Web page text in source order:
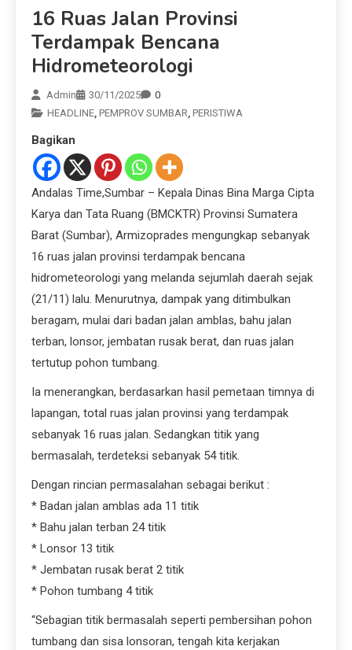
16 Ruas Jalan Provinsi
Terdampak Bencana
Hidrometeorologi
Admin 30/11/2025
0
HEADLINE, PEMPROV SUMBAR, PERISTIWA
Bagikan
Andalas Time,Sumbar – Kepala Dinas Bina Marga Cipta
Karya dan Tata Ruang (BMCKTR) Provinsi Sumatera
Barat (Sumbar), Armizoprades mengungkap sebanyak
16 ruas jalan provinsi terdampak bencana
hidrometeorologi yang melanda sejumlah daerah sejak
(21/11) lalu. Menurutnya, dampak yang ditimbulkan
beragam, mulai dari badan jalan amblas, bahu jalan
terban, lonsor, jembatan rusak berat, dan ruas jalan
tertutup pohon tumbang.
Ia menerangkan, berdasarkan hasil pemetaan timnya di
lapangan, total ruas jalan provinsi yang terdampak
sebanyak 16 ruas jalan. Sedangkan titik yang
bermasalah, terdeteksi sebanyak 54 titik.
Dengan rincian permasalahan sebagai berikut :
* Badan jalan amblas ada 11 titik
* Bahu jalan terban 24 titik
* Lonsor 13 titik
* Jembatan rusak berat 2 titik
* Pohon tumbang 4 titik
“Sebagian titik bermasalah seperti pembersihan pohon
tumbang dan sisa lonsoran, tengah kita kerjakan